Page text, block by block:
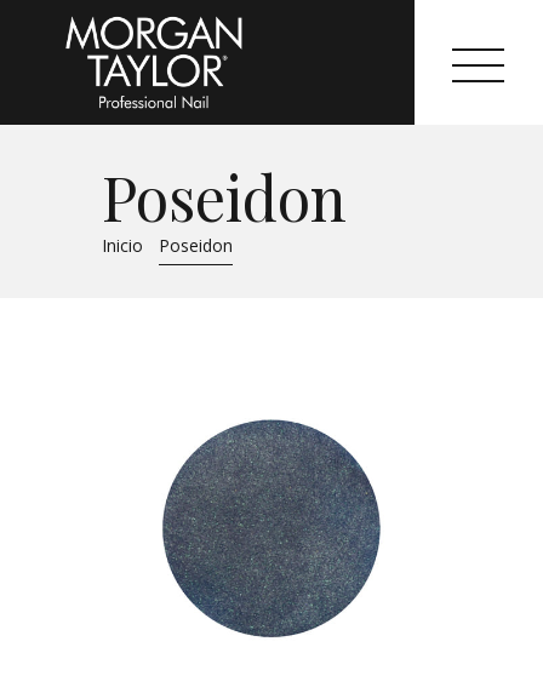
Poseidon
Inicio Poseidon
Morgan Taylor®
Sistemas Profesionales
Colecciones
Tutoriales
Contacto